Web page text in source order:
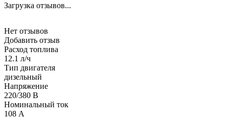
Загрузка отзывов...
Нет отзывов
Добавить отзыв
Расход топлива
12.1 л/ч
Тип двигателя
дизельный
Напряжение
220/380 В
Номинальный ток
108 А